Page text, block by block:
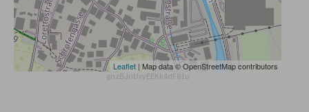
Leaflet | Map data © OpenStreetMap contributors
gnzBJnUxyEEKk4dF81u